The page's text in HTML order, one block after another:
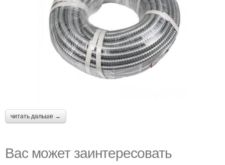
читать дальше →
Вас может заинтересовать